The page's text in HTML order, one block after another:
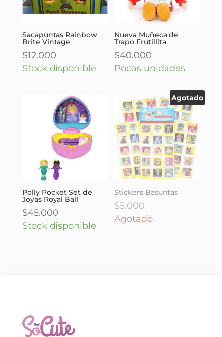
Sacapuntas Rainbow
Brite Vintage
$12.000
Stock disponible
Nueva Muñeca de
Trapo Frutillita
$40.000
Pocas unidades
Polly Pocket Set de
Joyas Royal Ball
$45.000
Stock disponible
Agotado
Stickers Basuritas
$5.000
Agotado